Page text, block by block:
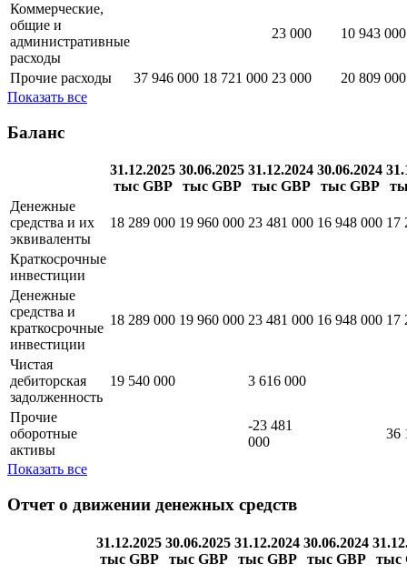
Коммерческие,
общие и
административные
расходы
23 000 10 943 000
Прочие расходы 37 946 000 18 721 000 23 000
20 809 000
Показать все
Баланс
31.12.2025
тыс GBP
30.06.2025
тыс GBP
31.12.2024
тыс GBP
30.06.2024
тыс GBP
Денежные
средства и их
эквиваленты
18 289 000 19 960 000 23 481 000 16 948 000 17
Краткосрочные
инвестиции
Денежные
средства и
краткосрочные
инвестиции
18 289 000 19 960 000 23 481 000 16 948 000 17
Чистая
дебиторская
задолженность
19 540 000 3 616 000
Прочие
оборотные
активы
-23 481
000
36
Показать все
Отчет о движении денежных средств
31.12.2025
тыс GBP
30.06.2025
тыс GBP
31.12.2024
тыс GBP
30.06.2024
тыс GBP
тыс